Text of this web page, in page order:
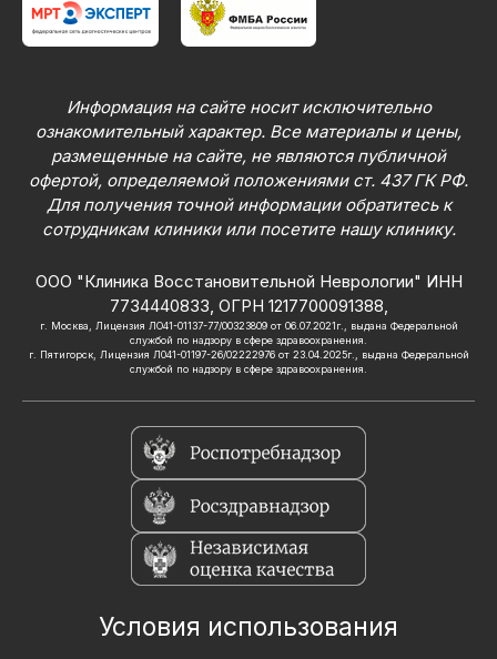
Информация на сайте носит исключительно
ознакомительный характер. Все материалы и цены,
размещенные на сайте, не являются публичной
офертой, определяемой положениями ст. 437 ГК РФ.
Для получения точной информации обратитесь к
сотрудникам клиники или посетите нашу клинику.
ООО "Клиника Восстановительной Неврологии" ИНН
7734440833, ОГРН 1217700091388,
г. Москва, Лицензия ЛО41-01137-77/00323809 от 06.07.2021г., выдана Федеральной
службой по надзору в сфере здравоохранения.
г. Пятигорск, Лицензия Л041-01197-26/02222976 от 23.04.2025г., выдана Федеральной
службой по надзору в сфере здравоохранения.
Условия использования